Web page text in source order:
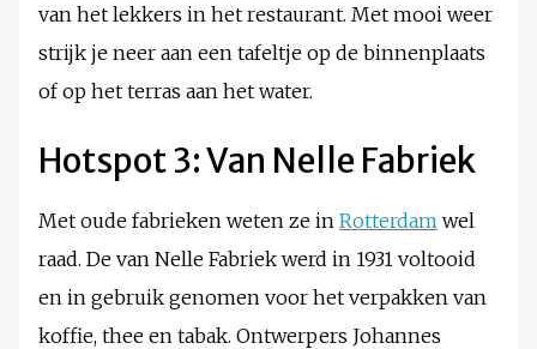
van het lekkers in het restaurant. Met mooi weer
strijk je neer aan een tafeltje op de binnenplaats
of op het terras aan het water.
Hotspot 3: Van Nelle Fabriek
Met oude fabrieken weten ze in Rotterdam wel
raad. De van Nelle Fabriek werd in 1931 voltooid
en in gebruik genomen voor het verpakken van
koffie, thee en tabak. Ontwerpers Johannes